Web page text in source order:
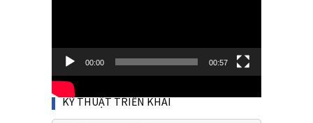
00:00 00:57
KỸ THUẬT TRIỂN KHAI